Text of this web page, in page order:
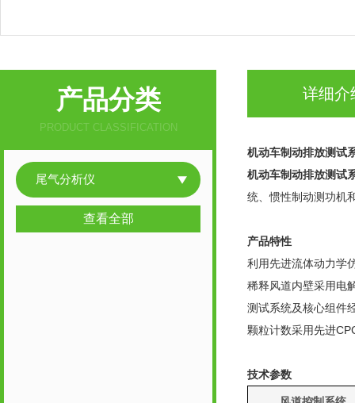
产品分类
PRODUCT CLASSIFICATION
尾气分析仪
查看全部
详细介
机动车制动排放测试
机动车制动排放测试
统、惯性制动测功机
产品特性
利用先进流体动力学
稀释风道内壁采用电
测试系统及核心组件
颗粒计数采用先进
技术参数